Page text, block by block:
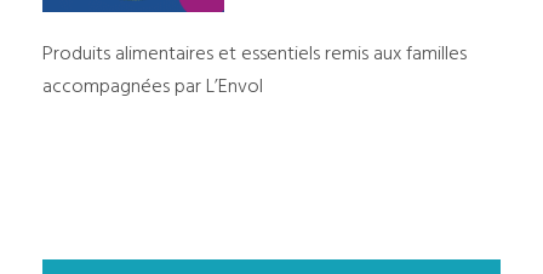
Produits alimentaires et essentiels remis aux familles
accompagnées par L’Envol